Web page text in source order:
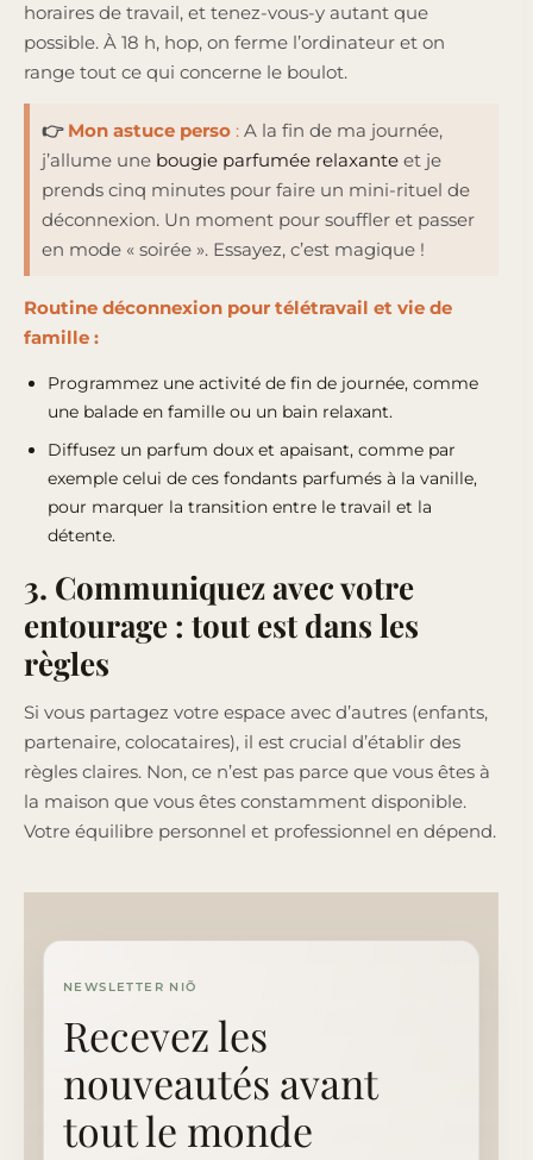
horaires de travail, et tenez-vous-y autant que
possible. À 18 h, hop, on ferme l’ordinateur et on
range tout ce qui concerne le boulot.
👉 Mon astuce perso : A la fin de ma journée,
j’allume une bougie parfumée relaxante et je
prends cinq minutes pour faire un mini-rituel de
déconnexion. Un moment pour souffler et passer
en mode « soirée ». Essayez, c’est magique !
Routine déconnexion pour télétravail et vie de
famille :
Programmez une activité de fin de journée, comme
une balade en famille ou un bain relaxant.
Diffusez un parfum doux et apaisant, comme par
exemple celui de ces fondants parfumés à la vanille,
pour marquer la transition entre le travail et la
détente.
3. Communiquez avec votre
entourage : tout est dans les
règles
Si vous partagez votre espace avec d’autres (enfants,
partenaire, colocataires), il est crucial d’établir des
règles claires. Non, ce n’est pas parce que vous êtes à
la maison que vous êtes constamment disponible.
Votre équilibre personnel et professionnel en dépend.
NEWSLETTER NIÕ
Recevez les
nouveautés avant
tout le monde